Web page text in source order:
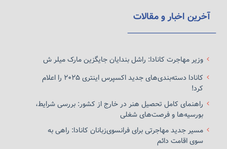
آخرین اخبار و مقالات
وزیر مهاجرت کانادا: راشل بندایان جایگزین مارک میلر ش
کانادا دسته‌بندی‌های جدید اکسپرس اینتری ۲۰۲۵ را اعلام
کرد!
راهنمای کامل تحصیل هنر در خارج از کشور: بررسی شرایط،
بورسیه‌ها و فرصت‌های شغلی
مسیر جدید مهاجرتی برای فرانسوی‌زبانان کانادا: راهی به
سوی اقامت دائم